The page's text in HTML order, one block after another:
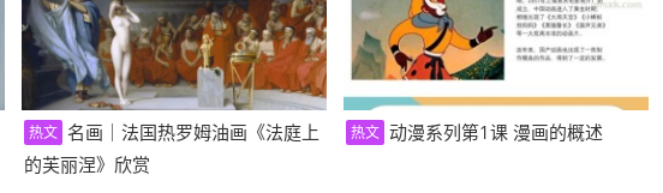
热文 名画｜法国热罗姆油画《法庭上
的芙丽涅》欣赏
热文 动漫系列第1课 漫画的概述